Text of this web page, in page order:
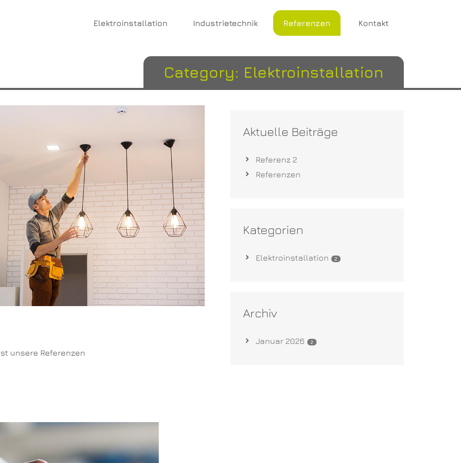
Elektroinstallation Industrietechnik Referenzen Kontakt
Category: Elektroinstallation
unsere Referenzen
Aktuelle Beiträge
Referenz 2
Referenzen
Kategorien
Elektroinstallation 2
Archiv
Januar 2026 2